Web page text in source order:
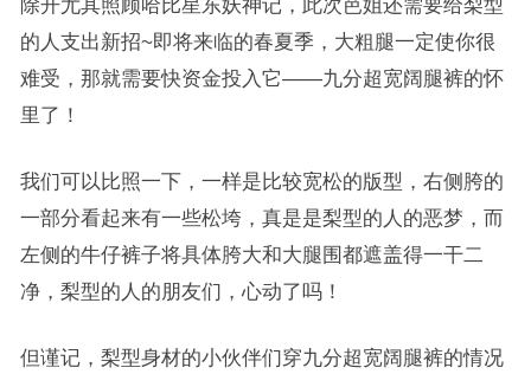
除开尤其照顾哈比星东妖神记，此次芭姐还需要给梨型
的人支出新招~即将来临的春夏季，大粗腿一定使你很
难受，那就需要快资金投入它——九分超宽阔腿裤的怀
里了！
我们可以比照一下，一样是比较宽松的版型，右侧胯的
一部分看起来有一些松垮，真是是梨型的人的恶梦，而
左侧的牛仔裤子将具体胯大和大腿围都遮盖得一干二
净，梨型的人的朋友们，心动了吗！
但谨记，梨型身材的小伙伴们穿九分超宽阔腿裤的情况